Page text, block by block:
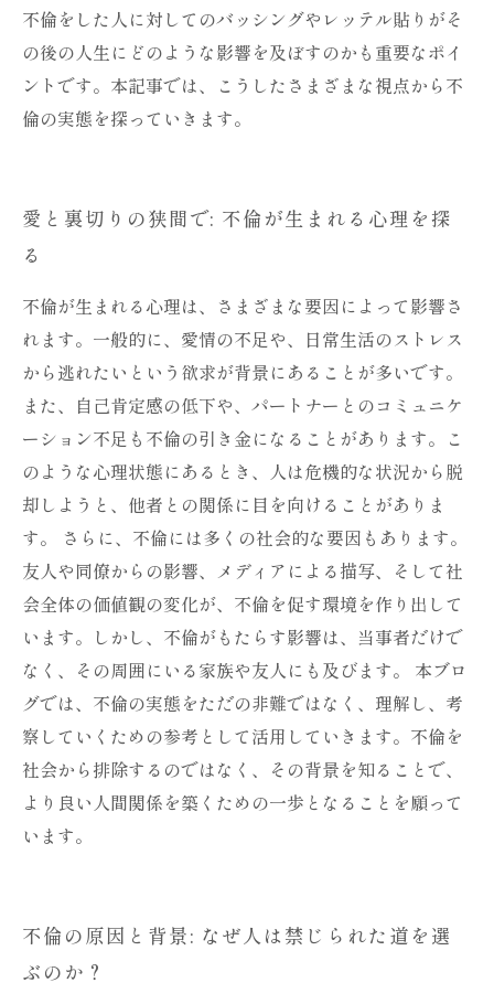
不倫をした人に対してのバッシングやレッテル貼りがそ
の後の人生にどのような影響を及ぼすのかも重要なポイ
ントです。本記事では、こうしたさまざまな視点から不
倫の実態を探っていきます。
愛と裏切りの狭間で: 不倫が生まれる心理を探
る
不倫が生まれる心理は、さまざまな要因によって影響さ
れます。一般的に、愛情の不足や、日常生活のストレス
から逃れたいという欲求が背景にあることが多いです。
また、自己肯定感の低下や、パートナーとのコミュニケ
ーション不足も不倫の引き金になることがあります。こ
のような心理状態にあるとき、人は危機的な状況から脱
却しようと、他者との関係に目を向けることがありま
す。 さらに、不倫には多くの社会的な要因もあります。
友人や同僚からの影響、メディアによる描写、そして社
会全体の価値観の変化が、不倫を促す環境を作り出して
います。しかし、不倫がもたらす影響は、当事者だけで
なく、その周囲にいる家族や友人にも及びます。 本ブロ
グでは、不倫の実態をただの非難ではなく、理解し、考
察していくための参考として活用していきます。不倫を
社会から排除するのではなく、その背景を知ることで、
より良い人間関係を築くための一歩となることを願って
います。
不倫の原因と背景: なぜ人は禁じられた道を選
ぶのか？